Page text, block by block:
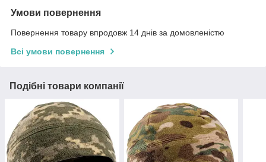
Умови повернення
Повернення товару впродовж 14 днів за домовленістю
Всі умови повернення
Подібні товари компанії